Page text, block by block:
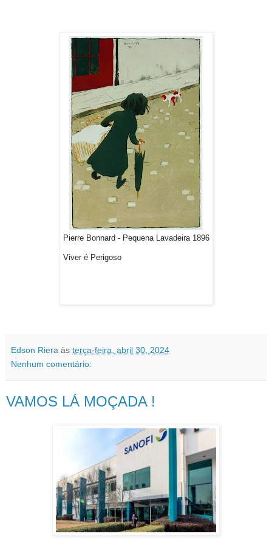
Pierre Bonnard - Pequena Lavadeira 1896
Viver é Perigoso
Edson Riera às terça-feira, abril 30, 2024
Nenhum comentário:
VAMOS LÁ MOÇADA !